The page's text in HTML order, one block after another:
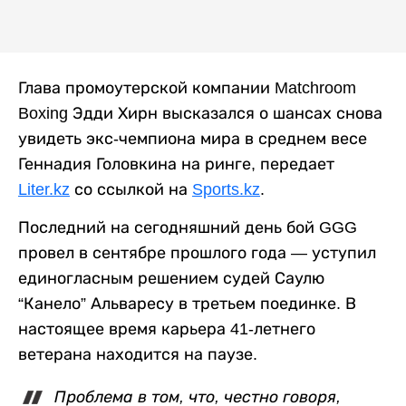
Глава промоутерской компании Matchroom
Boxing Эдди Хирн высказался о шансах снова
увидеть экс-чемпиона мира в среднем весе
Геннадия Головкина на ринге, передает
Liter.kz со ссылкой на Sports.kz.
Последний на сегодняшний день бой GGG
провел в сентябре прошлого года — уступил
единогласным решением судей Саулю
“Канело” Альваресу в третьем поединке. В
настоящее время карьера 41-летнего
ветерана находится на паузе.
Проблема в том, что, честно говоря,